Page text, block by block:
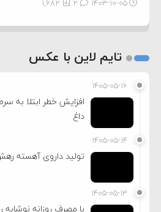
۱۴۰۳-۱۰-۰۵ 1,682
تایم لاین با عکس
۱۴۰۵-۰۵-۱۶
افزایش خطر ابتلا به
داغ
۱۴۰۵-۰۵-۱۴
تولید داروی آهسته
۱۴۰۵-۰۵-۱۳
با مصرف روزانه نوشابه